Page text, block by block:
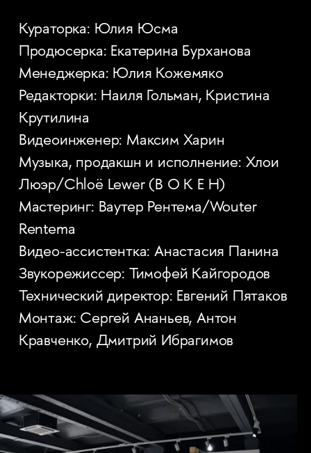
Кураторка: Юлия Юсма
Продюсерка: Екатерина Бурханова
Менеджерка: Юлия Кожемяко
Редакторки: Наиля Гольман, Кристина
Крутилина
Видеоинженер: Максим Харин
Музыка, продакшн и исполнение: Хлои
Люэр/Chloë Lewer (B O K E H)
Мастеринг: Ваутер Рентема/Wouter
Rentema
Видео-ассистентка: Анастасия Панина
Звукорежиссер: Тимофей Кайгородов
Технический директор: Евгений Пятаков
Монтаж: Сергей Ананьев, Антон
Кравченко, Дмитрий Ибрагимов